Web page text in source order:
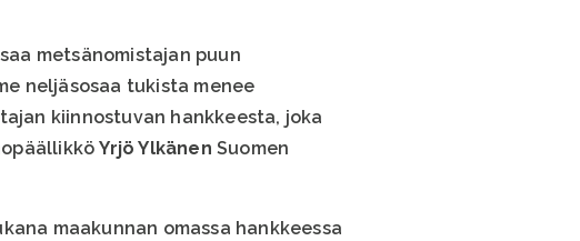
metsänomistajan puun
neljäsosaa tukista menee
kiinnostuvan hankkeesta, joka
Yrjö Ylkänen Suomen
maakunnan omassa hankkeessa